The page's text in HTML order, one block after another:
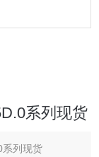
系列现货
系列现货